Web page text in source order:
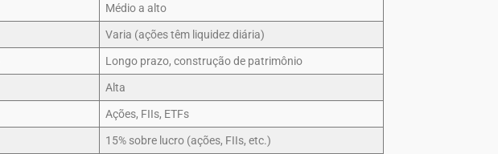
Médio a alto
Varia (ações têm liquidez diária)
Longo prazo, construção de patrimônio
Alta
Ações, FIIs, ETFs
15% sobre lucro (ações, FIIs, etc.)